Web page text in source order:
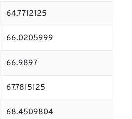
64.7712125
66.0205999
66.9897
67.7815125
68.4509804